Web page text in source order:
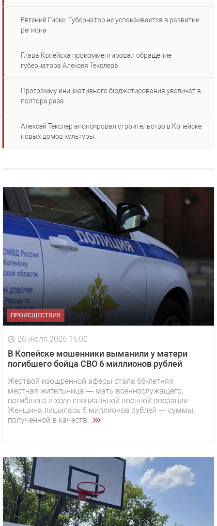
Евгений Гиске: Губернатор не успокаивается в развитии
региона
Глава Копейска прокомментировал обращение
губернатора Алексея Текслера
Программу инициативного бюджетирования увеличат в
полтора раза
Алексей Текслер анонсировал строительство в Копейске
новых домов культуры
ПРОИСШЕСТВИЯ
26 июля 2026 16:00
В Копейске мошенники выманили у матери
погибшего бойца СВО 6 миллионов рублей
Жертвой изощрённой аферы стала 66‑летняя
местная жительница — мать военнослужащего,
погибшего в ходе специальной военной операции.
Женщина лишилась 6 миллионов рублей — суммы,
полученной в качеств...